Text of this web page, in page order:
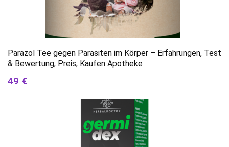
Parazol Tee gegen Parasiten im Körper – Erfahrungen, Test
& Bewertung, Preis, Kaufen Apotheke
49 €